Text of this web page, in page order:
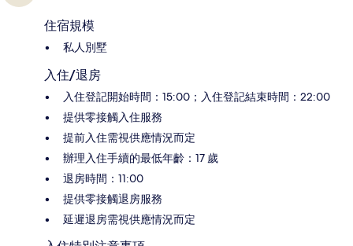
住宿規模
私人別墅
入住/退房
入住登記開始時間：15:00；入住登記結束時間：22:00
提供零接觸入住服務
提前入住需視供應情況而定
辦理入住手續的最低年齡：17 歲
退房時間：11:00
提供零接觸退房服務
延遲退房需視供應情況而定